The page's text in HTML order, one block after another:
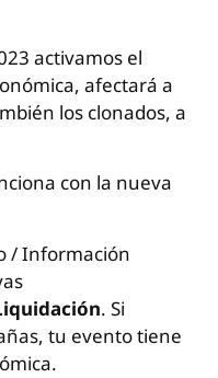
activamos el
afectará a
los clonados, a
con la nueva
/ Información
. Si
tu evento tiene